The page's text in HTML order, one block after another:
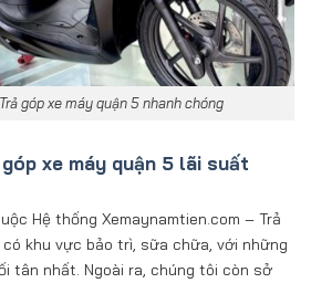
góp xe máy quận 5 nhanh chóng
xe máy quận 5 lãi suất
Hệ thống Xemaynamtien.com – Trả
khu vực bảo trì, sữa chữa, với những
tân nhất. Ngoài ra, chúng tôi còn sở